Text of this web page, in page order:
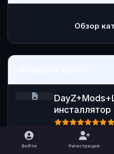
Обзор
инсталлятор
DEVIL_
2
нужно скачевать
Войти Регистрация